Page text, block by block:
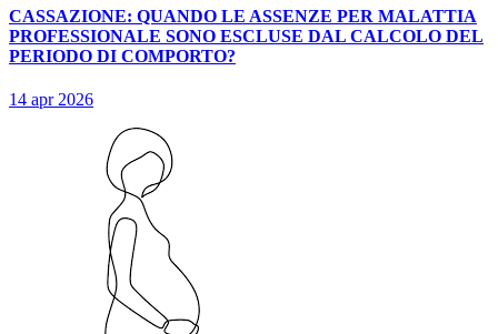
CASSAZIONE: QUANDO LE ASSENZE PER MALATTIA
PROFESSIONALE SONO ESCLUSE DAL CALCOLO DEL
PERIODO DI COMPORTO?
14 apr 2026